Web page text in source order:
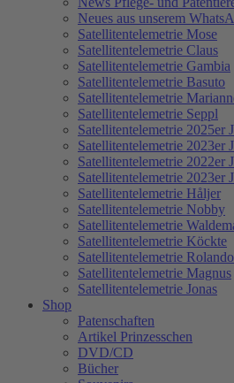
Neues aus unserem
Satellitentelemetrie Mose
Satellitentelemetrie Claus
Satellitentelemetrie Gambia
Satellitentelemetrie Basuto
Satellitentelemetrie
Satellitentelemetrie Seppl
Satellitentelemetrie 2025er
Satellitentelemetrie 2023er
Satellitentelemetrie 2022er
Satellitentelemetrie 2023er
Satellitentelemetrie Håljer
Satellitentelemetrie Nobby
Satellitentelemetrie
Satellitentelemetrie Köckte
Satellitentelemetrie Rolando
Satellitentelemetrie Magnus
Satellitentelemetrie Jonas
Shop
Patenschaften
Artikel Prinzesschen
DVD/CD
Bücher